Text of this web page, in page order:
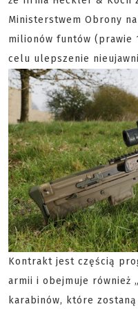
Ministerstwem Obrony
milionów funtów (prawie
celu ulepszenie
Kontrakt jest częścią
armii i obejmuje również
karabinów, które